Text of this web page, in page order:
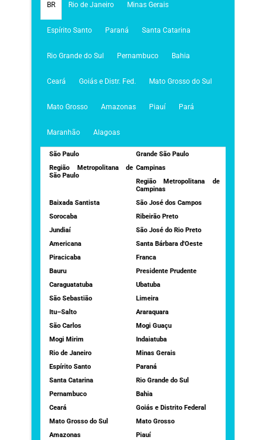
BR Rio de Janeiro Minas Gerais
Espírito Santo Paraná Santa Catarina
Rio Grande do Sul Pernambuco Bahia
Ceará Goiás e Distr. Fed. Mato Grosso do Sul
Mato Grosso Amazonas Piauí Pará
Maranhão Alagoas
São Paulo
Grande São Paulo
Região Metropolitana de
São Paulo
Campinas
Região Metropolitana de
Campinas
Baixada Santista
São José dos Campos
Sorocaba
Ribeirão Preto
Jundiaí
São José do Rio Preto
Americana
Santa Bárbara d'Oeste
Piracicaba
Franca
Bauru
Presidente Prudente
Caraguatatuba
Ubatuba
São Sebastião
Limeira
Itu–Salto
Araraquara
São Carlos
Mogi Guaçu
Mogi Mirim
Indaiatuba
Rio de Janeiro
Minas Gerais
Espírito Santo
Paraná
Santa Catarina
Rio Grande do Sul
Pernambuco
Bahia
Ceará
Goiás e Distrito Federal
Mato Grosso do Sul
Mato Grosso
Amazonas
Piauí